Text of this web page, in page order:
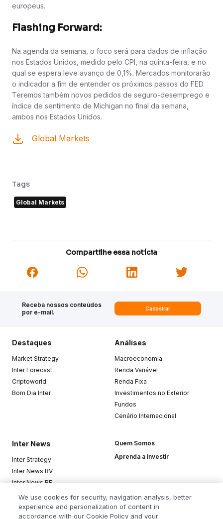
europeus.
Flashing Forward:
Na agenda da semana, o foco será para dados de inflação
nos Estados Unidos, medido pelo CPI, na quinta-feira, e no
qual se espera leve avanço de 0,1%. Mercados monitorarão
o indicador a fim de entender os próximos passos do FED.
Teremos também novos pedidos de seguro-desemprego e
índice de sentimento de Michigan no final da semana,
ambos nos Estados Unidos.
Global Markets
Tags
Global Markets
Compartilhe essa notícia
Receba nossos conteúdos
por e-mail.
Cadastrar
Destaques
Market Strategy
Inter Forecast
Criptoworld
Bom Dia Inter
Análises
Macroeconomia
Renda Variável
Renda Fixa
Investimentos no Exterior
Fundos
Cenário Internacional
Inter News
Inter Strategy
Inter News RV
Inter News RF
Top Funds
Quem Somos
Aprenda a Investir
We use cookies for security, navigation analysis, better
experience and personalization of content in
accordance with our Cookie Policy and your